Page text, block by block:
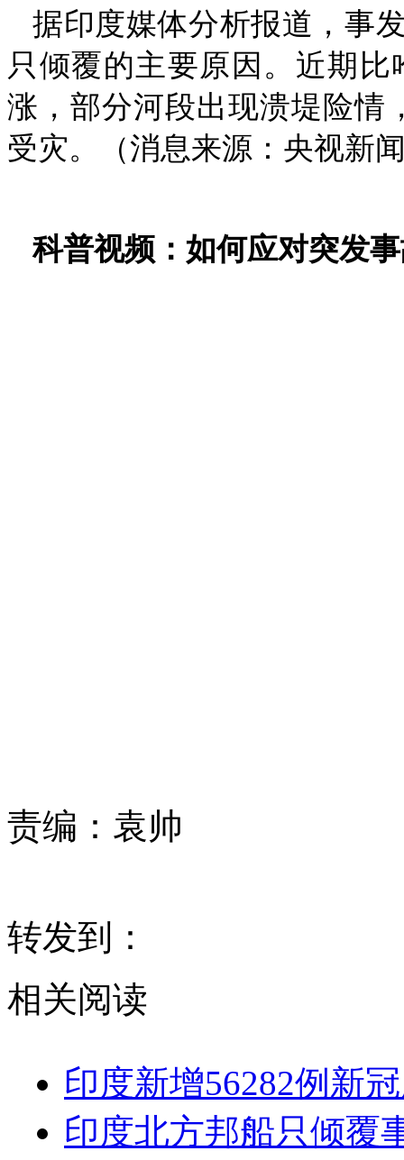
据印度媒体分析报道，事
只倾覆的主要原因。近期
涨，部分河段出现溃堤险情
受灾。（消息来源：央视新
科普视频：如何应对突发
责编： 袁帅
转发到：
相关阅读
印度新增56282例新
印度北方邦船只倾覆